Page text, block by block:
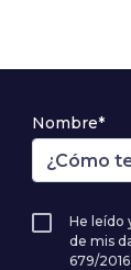
Nombre*
He leído
de mis
679/2016